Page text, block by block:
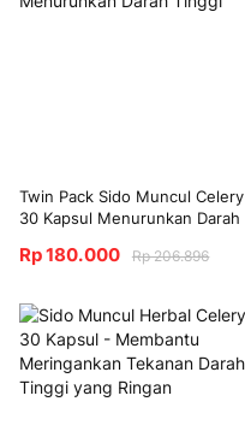
Twin Pack Sido Muncul Celery
30 Kapsul Menurunkan Darah
Rp 180.000 Rp 206.896